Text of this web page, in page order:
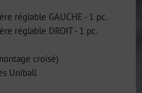
réglable GAUCHE - 1 pc.
réglable DROIT - 1 pc.
croisé)
Uniball